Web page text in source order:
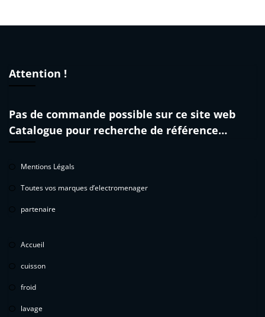
Attention !
Pas de commande possible sur ce site web
Catalogue pour recherche de référence…
Mentions Légals
Toutes vos marques d’electromenager
partenaire
Accueil
cuisson
froid
lavage